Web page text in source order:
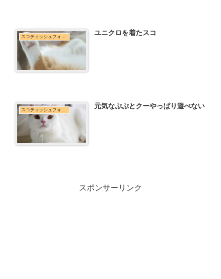
ユニクロを着たスコ
スコティッシュフォールド 元気なぷぷとクーやっぱり遊べない
スポンサーリンク